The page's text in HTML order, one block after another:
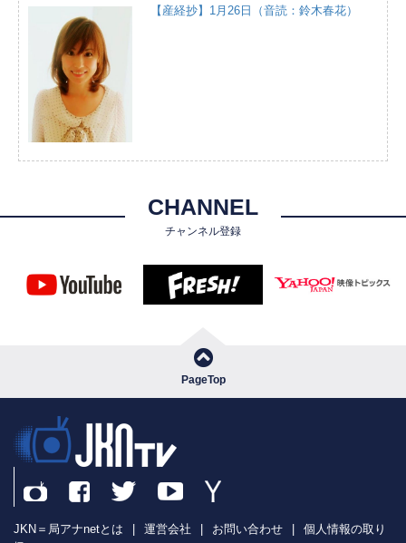
【産経抄】1月26日（音読：鈴木春花）
CHANNEL
チャンネル登録
PageTop
JKN＝局アナnetとは 運営会社 お問い合わせ
個人情報の取り